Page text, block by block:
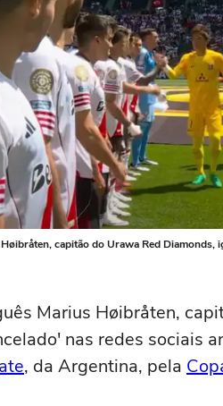
capitão do Urawa Red
Marius Høibråten,
nas redes sociais
, da Argentina, pela